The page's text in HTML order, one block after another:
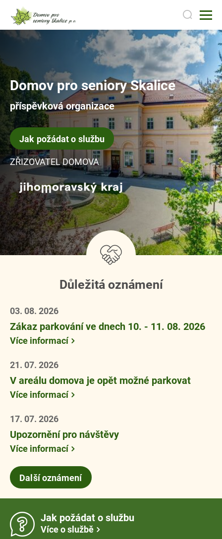
Domov pro seniory Skalice
příspěvková organizace
Jak požádat o službu
ZŘIZOVATEL DOMOVA
Důležitá oznámení
03. 08. 2026
Zákaz parkování ve dnech 10. - 11. 08. 2026
Více informací
21. 07. 2026
V areálu domova je opět možné parkovat
Více informací
17. 07. 2026
Upozornění pro návštěvy
Více informací
Další oznámení
Jak požádat o službu
Více o službě